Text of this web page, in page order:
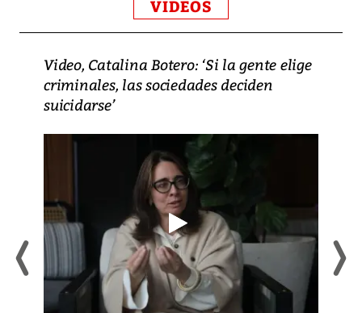
VIDEOS
Video, Catalina Botero: ‘Si la gente elige
criminales, las sociedades deciden
suicidarse’